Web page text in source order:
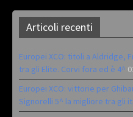
Articoli recenti
Europei XCO: titoli a Aldridge,
tra gli Elite. Corvi fora ed è 4^
Europei XCO: vittorie per
Signorelli 5^ la migliore tra gli